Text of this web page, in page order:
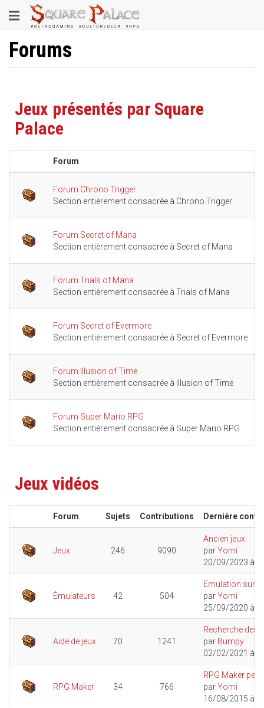
au
contenu
principal
Toggle
navigation
Forums
Jeux présentés par Square
Palace
Forum
Forum Chrono Trigger
Section entièrement consacrée à Chrono Trigger
Forum Secret of Mana
Section entièrement consacrée à Secret of Mana
Forum Trials of Mana
Section entièrement consacrée à Trials of Mana
Forum Secret of Evermore
Section entièrement consacrée à Secret of Evermore
Forum Illusion of Time
Section entièrement consacrée à Illusion of Time
Forum Super Mario RPG
Section entièrement consacrée à Super Mario RPG
Jeux vidéos
Forum Sujets Contributions Dernière
Jeux 246 9090
Ancien jeux
parYomi
20/09/2023 à
Émulateurs 42 504
Emulation sur
parYomi
25/09/2020 à
Aide de jeux 70 1241
Recherche des...
par Bumpy
02/02/2021 à
RPG Maker 34 766
RPG Maker
parYomi
16/08/2015 à